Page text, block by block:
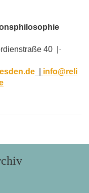
40 |·
info@reli